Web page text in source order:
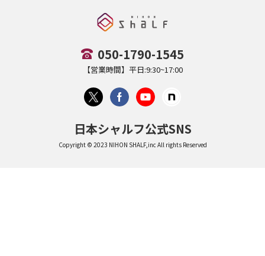
050-1790-1545
【営業時間】平日:9:30~17:00
日本シャルフ公式SNS
Copyright © 2023 NIHON SHALF,inc All rights Reserved